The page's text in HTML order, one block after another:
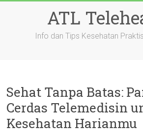
ATL
Info dan Tips Kesehatan
Sehat Tanpa Batas:
Cerdas Telemedisin
Kesehatan Harianmu